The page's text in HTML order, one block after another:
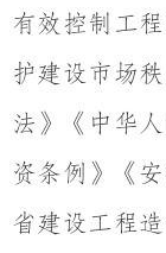
有效控制工
护建设市场
法》《中华
资条例》《
省建设工程